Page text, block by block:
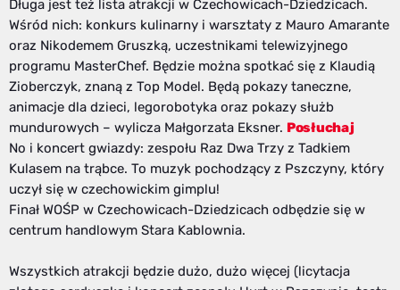
Długa jest też lista atrakcji w Czechowicach-Dziedzicach.
Wśród nich: konkurs kulinarny i warsztaty z Mauro Amarante
oraz Nikodemem Gruszką, uczestnikami telewizyjnego
programu MasterChef. Będzie można spotkać się z Klaudią
Zioberczyk, znaną z Top Model. Będą pokazy taneczne,
animacje dla dzieci, legorobotyka oraz pokazy służb
mundurowych – wylicza Małgorzata Eksner. Posłuchaj
No i koncert gwiazdy: zespołu Raz Dwa Trzy z Tadkiem
Kulasem na trąbce. To muzyk pochodzący z Pszczyny, który
uczył się w czechowickim gimplu!
Finał WOŚP w Czechowicach-Dziedzicach odbędzie się w
centrum handlowym Stara Kablownia.
Wszystkich atrakcji będzie dużo, dużo więcej (licytacja